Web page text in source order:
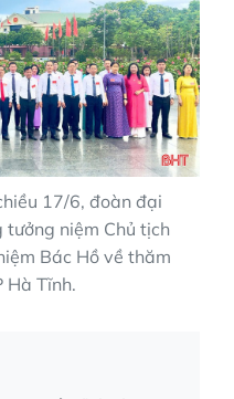
17/6, đoàn đại
niệm Chủ tịch
Bác Hồ về thăm
Hà Tĩnh.